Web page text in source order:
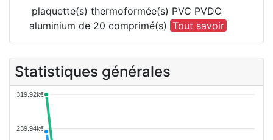
plaquette(s) thermoformée(s) PVC PVDC
aluminium de 20 comprimé(s) Tout savoir
Statistiques générales
319.92k€
239.94k€